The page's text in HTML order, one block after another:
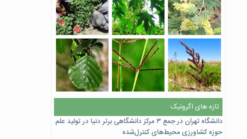
تازه های اگرونیک
دانشگاه تهران در جمع ۳ مرکز دانشگاهی برتر دنیا در تولید علم
حوزه کشاورزی محیط‌های کنترل‌شده